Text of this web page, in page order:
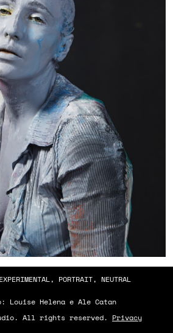
PORTRAIT, NEUTRAL
Louise Helena e Ale Catan
All rights reserved. Privacy